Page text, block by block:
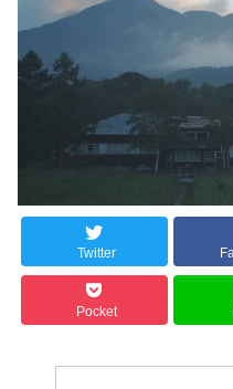
Twitter
Pocket